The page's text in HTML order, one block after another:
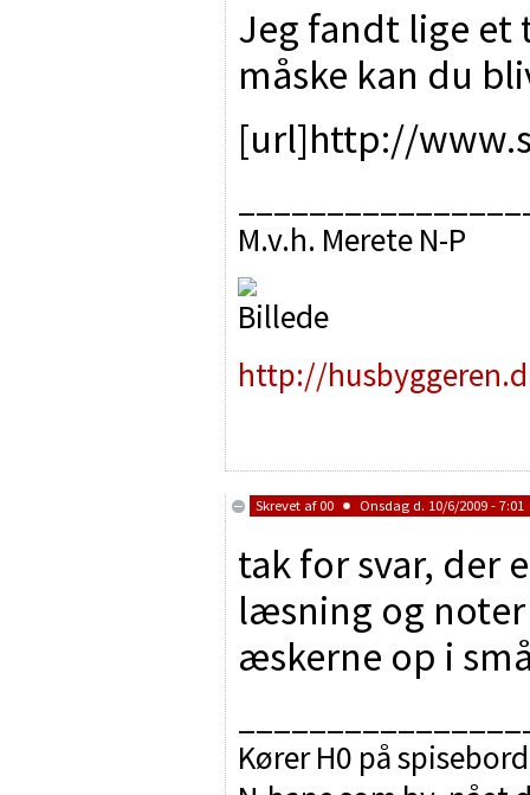
Jeg fandt lige
måske kan du
[url]http://
M.v.h. Merete N-P
http://
Skrevet af 00 Onsdag d. 10/6/2009 - 7:01
tak for svar, der
læsning og
æskerne op i
Kører H0 på